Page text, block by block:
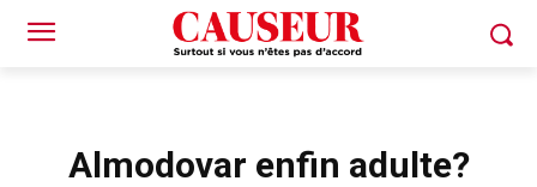
Almodovar enfin adulte?